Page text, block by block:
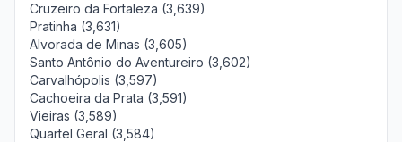
Cruzeiro da Fortaleza (3,639)
Pratinha (3,631)
Alvorada de Minas (3,605)
Santo Antônio do Aventureiro (3,602)
Carvalhópolis (3,597)
Cachoeira da Prata (3,591)
Vieiras (3,589)
Quartel Geral (3,584)